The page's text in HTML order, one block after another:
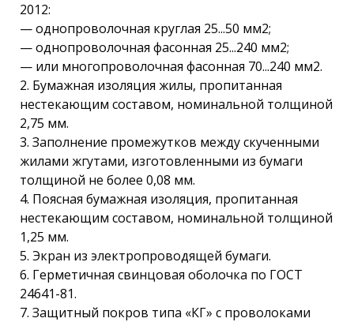
2012:
— однопроволочная круглая 25...50 мм2;
— однопроволочная фасонная 25...240 мм2;
— или многопроволочная фасонная 70...240 мм2.
2. Бумажная изоляция жилы, пропитанная
нестекающим составом, номинальной толщиной
2,75 мм.
3. Заполнение промежутков между скученными
жилами жгутами, изготовленными из бумаги
толщиной не более 0,08 мм.
4. Поясная бумажная изоляция, пропитанная
нестекающим составом, номинальной толщиной
1,25 мм.
5. Экран из электропроводящей бумаги.
6. Герметичная свинцовая оболочка по ГОСТ
24641-81.
7. Защитный покров типа «КГ» с проволоками